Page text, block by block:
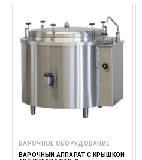
ВАРОЧНОЕ ОБОРУДОВАНИЕ
ВАРОЧНЫЙ АППАРАТ С КРЫШКОЙ